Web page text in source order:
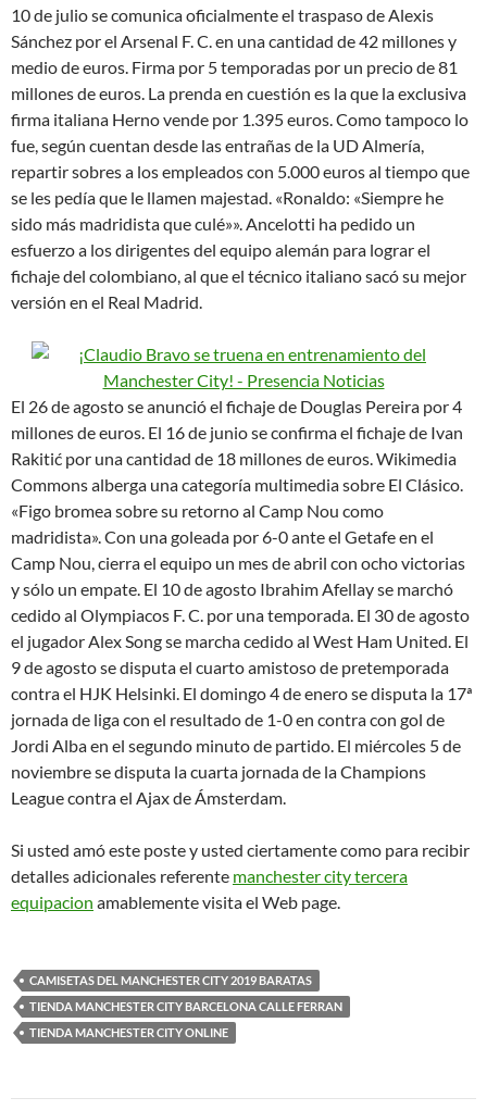
10 de julio se comunica oficialmente el traspaso de Alexis
Sánchez por el Arsenal F. C. en una cantidad de 42 millones y
medio de euros. Firma por 5 temporadas por un precio de 81
millones de euros. La prenda en cuestión es la que la exclusiva
firma italiana Herno vende por 1.395 euros. Como tampoco lo
fue, según cuentan desde las entrañas de la UD Almería,
repartir sobres a los empleados con 5.000 euros al tiempo que
se les pedía que le llamen majestad. «Ronaldo: «Siempre he
sido más madridista que culé»». Ancelotti ha pedido un
esfuerzo a los dirigentes del equipo alemán para lograr el
fichaje del colombiano, al que el técnico italiano sacó su mejor
versión en el Real Madrid.
El 26 de agosto se anunció el fichaje de Douglas Pereira por 4
millones de euros. El 16 de junio se confirma el fichaje de Ivan
Rakitić por una cantidad de 18 millones de euros. Wikimedia
Commons alberga una categoría multimedia sobre El Clásico.
«Figo bromea sobre su retorno al Camp Nou como
madridista». Con una goleada por 6-0 ante el Getafe en el
Camp Nou, cierra el equipo un mes de abril con ocho victorias
y sólo un empate. El 10 de agosto Ibrahim Afellay se marchó
cedido al Olympiacos F. C. por una temporada. El 30 de agosto
el jugador Alex Song se marcha cedido al West Ham United. El
9 de agosto se disputa el cuarto amistoso de pretemporada
contra el HJK Helsinki. El domingo 4 de enero se disputa la 17ª
jornada de liga con el resultado de 1-0 en contra con gol de
Jordi Alba en el segundo minuto de partido. El miércoles 5 de
noviembre se disputa la cuarta jornada de la Champions
League contra el Ajax de Ámsterdam.
Si usted amó este poste y usted ciertamente como para recibir
detalles adicionales referente manchester city tercera
equipacion amablemente visita el Web page.
CAMISETAS DEL MANCHESTER CITY 2019 BARATAS
TIENDA MANCHESTER CITY BARCELONA CALLE FERRAN
TIENDA MANCHESTER CITY ONLINE